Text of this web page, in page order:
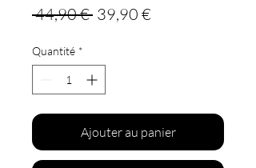
44,90 € Prix
39,90 €
Quantité *
Ajouter au panier